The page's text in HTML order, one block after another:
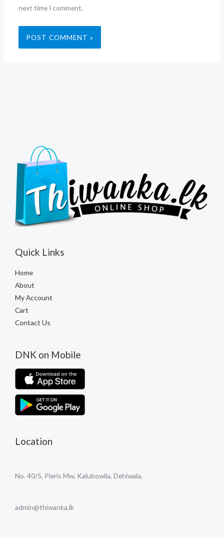
next time I comment.
Quick Links
Home
About
My Account
Cart
Contact Us
DNK on Mobile
Location
No. 40/5, Pieris Mw, Kalubowila, Dehiwala.
admin@thiwanka.lk